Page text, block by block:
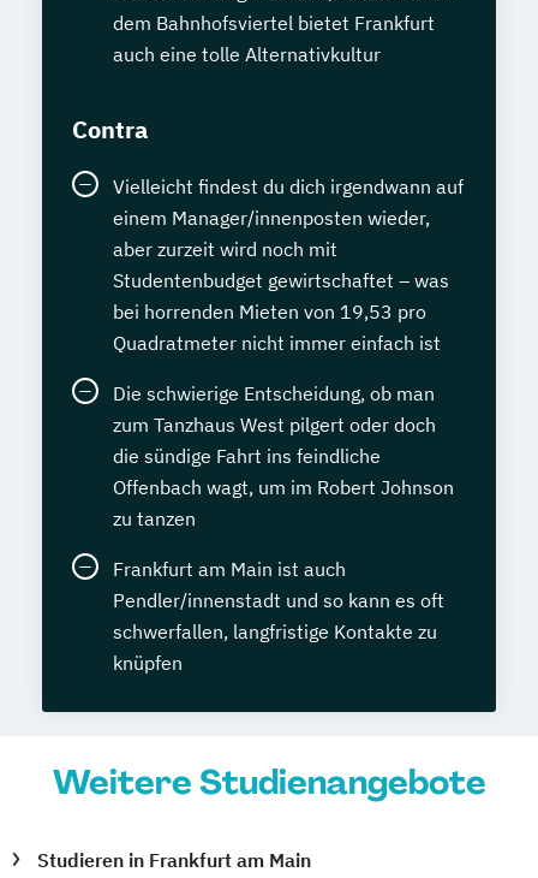
dem Bahnhofsviertel bietet Frankfurt
auch eine tolle Alternativkultur
Contra
Vielleicht findest du dich irgendwann auf
einem Manager/innenposten wieder,
aber zurzeit wird noch mit
Studentenbudget gewirtschaftet – was
bei horrenden Mieten von 19,53 pro
Quadratmeter nicht immer einfach ist
Die schwierige Entscheidung, ob man
zum Tanzhaus West pilgert oder doch
die sündige Fahrt ins feindliche
Offenbach wagt, um im Robert Johnson
zu tanzen
Frankfurt am Main ist auch
Pendler/innenstadt und so kann es oft
schwerfallen, langfristige Kontakte zu
knüpfen
Weitere Studienangebote
Studieren in Frankfurt am Main